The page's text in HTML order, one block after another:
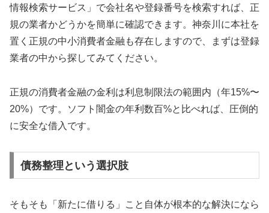
情報検索サービス」で会社名や登録番号を検索すれば、正
規の業者かどうかを簡単に確認できます。神奈川に本社を
置く正規の中小消費者金融も存在しますので、まずは登録
業者の中から探してみてください。
正規の消費者金融の金利は利息制限法の範囲内（年15%〜
20%）です。ソフト闇金の年利数百%と比べれば、圧倒的
に安全な借入です。
債務整理という選択肢
そもそも「新たに借りる」こと自体が根本的な解決になら